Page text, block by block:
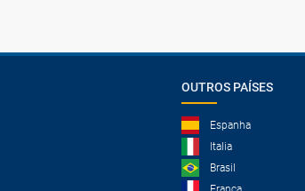
OUTROS PAÍSES
Espanha
Italia
Brasil